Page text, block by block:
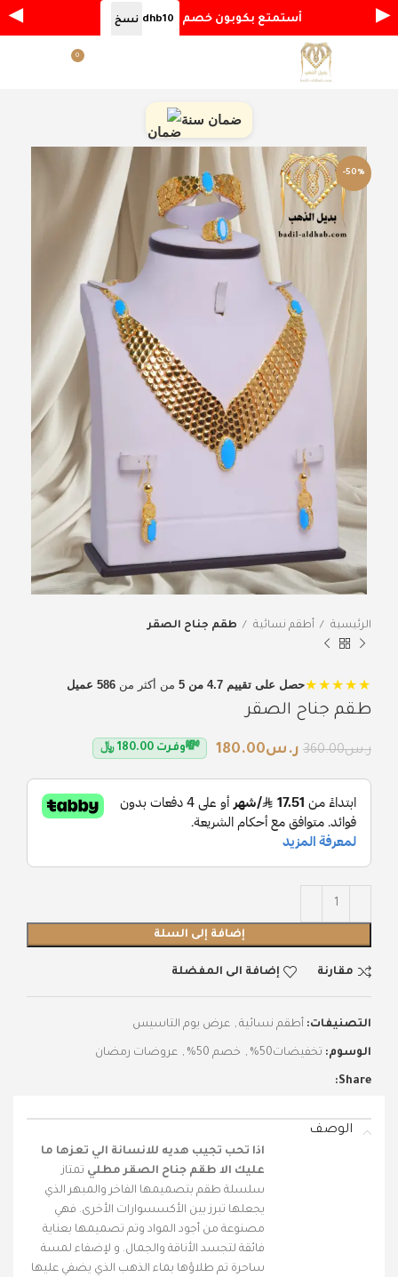
0
ضمان سنة
-50%
الرئيسية أطقم نسائية طقم جناح الصقر
★★★★★حصل على تقييم 4.7 من 5 من أكثر من 586 عميل
طقم جناح الصقر
ر.س360.00 ر.س180.00
💸وفرت 180.00 ﷼
إضافة إلى السلة
مقارنة إضافة الى المفضلة
التصنيفات: أطقم نسائية , عرض يوم التاسيس
الوسوم: تخفيضات50% , خصم 50% , عروضات رمضان
Share:
الوصف
اذا تحب تجيب هديه للانسانة الي تعزها ما
عليك الا طقم جناح الصقر مطلي تمتاز
سلسلة طقم بتصميمها الفاخر والمبهر الذي
يجعلها تبرز بين الأكسسوارات الأخرى. فهي
مصنوعة من أجود المواد وتم تصميمها بعناية
فائقة لتجسد الأناقة والجمال. و لإضفاء لمسة
ساحرة تم طلاؤها بماء الذهب الذي يضفي عليها
◀ أستمتع بكوبون خصم dhb10 نسخ ▶